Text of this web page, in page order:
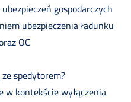
gospodarczych
ubezpieczenia ładunku
OC
spedytorem?
w kontekście wyłączenia